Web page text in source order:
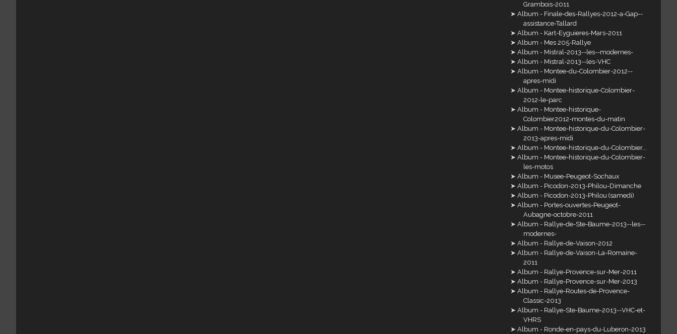
Grambois-2011
Album - Finale-des-Rallyes-2012-a-Gap--
assistance-Tallard
Album - Kart-Eyguieres-Mars-2011
Album - Mes 205-Rallye
Album - Mistral-2013--les--modernes-
Album - Mistral-2013--les-VHC
Album - Montee-du-Colombier-2012--
apres-midi
Album - Montee-historique-Colombier-
2012-le-parc
Album - Montee-historique-
Colombier2012-montes-du-matin
Album - Montee-historique-du-Colombier-
2013-apres-midi
Album - Montee-historique-du-Colombier...
Album - Montee-historique-du-Colombier-
les-motos
Album - Musee-Peugeot-Sochaux
Album - Picodon-2013-Philou-Dimanche
Album - Picodon-2013-Philou (samedi)
Album - Portes-ouvertes-Peugeot-
Aubagne-octobre-2011
Album - Rallye-de-Ste-Baume-2013--les--
modernes-
Album - Rallye-de-Vaison-2012
Album - Rallye-de-Vaison-La-Romaine-
2011
Album - Rallye-Provence-sur-Mer-2011
Album - Rallye-Provence-sur-Mer-2013
Album - Rallye-Routes-de-Provence-
Classic-2013
Album - Rallye-Ste-Baume-2013--VHC-et-
VHRS
Album - Ronde-en-pays-du-Luberon-2013